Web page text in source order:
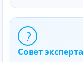
Совет эксперта